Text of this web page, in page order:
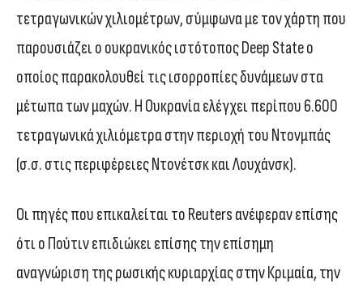
τετραγωνικών χιλιομέτρων, σύμφωνα με τον χάρτη που
παρουσιάζει ο ουκρανικός ιστότοπος Deep State ο
οποίος παρακολουθεί τις ισορροπίες δυνάμεων στα
μέτωπα των μαχών. Η Ουκρανία ελέγχει περίπου 6.600
τετραγωνικά χιλιόμετρα στην περιοχή του Ντονμπάς
(σ.σ. στις περιφέρειες Ντονέτσκ και Λουχάνσκ).
Οι πηγές που επικαλείται το Reuters ανέφεραν επίσης
ότι ο Πούτιν επιδιώκει επίσης την επίσημη
αναγνώριση της ρωσικής κυριαρχίας στην Κριμαία, την